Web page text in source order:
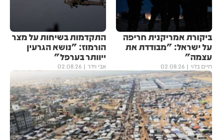
ביקורת אמריקנית חריפה
על ישראל: "מבודדת את
עצמה"
חיים בלוי 02.08.26
התקדמות בשיחות על מצר
הורמוז: "נושא הגרעין
ייוותר בערפל"
אבי וידר 02.08.26